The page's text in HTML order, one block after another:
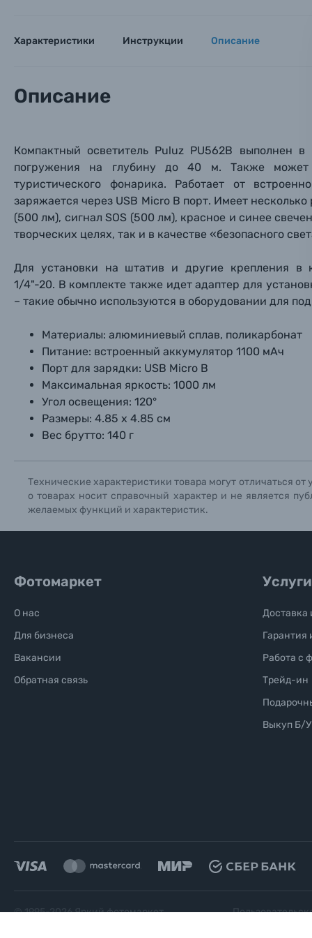
Ваш
Ваш
Оптические приборы
Материалы
Осветительное оборудование
Фотоальбомы
Книги о фотографии, альбомы известных
Солнцезащитные очки
Б/У фототехника (Комиссионные товары)
Уценённые товары
Вами с
Номер
Характеристики Инструкции Описание
Описание
Компактный осветитель Puluz PU562B выполнен
погружения на глубину до 40 м. Также может
туристического фонарика. Работает от
заряжается через USB Micro B порт. Имеет
(500 лм), сигналSOS (500 лм), красное и синее
творческих целях, так и в качестве «безопасного
Для установки на штатив и другие крепления в
1/4"-20. В комплекте также идет адаптер для
– такие обычно используются в оборудовании для
Материалы: алюминиевый сплав, поликарбонат
Питание: встроенный аккумулятор 1100 мАч
Порт для зарядки: USB Micro B
Максимальная яркость: 1000 лм
Угол освещения: 120°
Размеры: 4.85 х 4.85 см
Вес брутто: 140 г
Технические характеристики товара могут отличаться
о товарах носит справочный характер и не является
желаемых функций и характеристик.
Ваш
Фотомаркет
О нас
Для бизнеса
Вакансии
Обратная связь
Услуги
Доставка
Гарантия
Работа с
Трейд-ин
Выкуп Б/
© 1995-2026Яркий фотомаркет